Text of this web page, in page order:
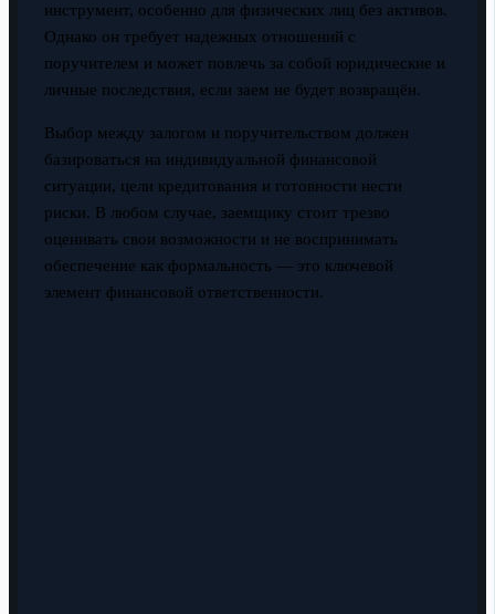
инструмент, особенно для физических лиц без активов.
Однако он требует надежных отношений с
поручителем и может повлечь за собой юридические и
личные последствия, если заем не будет возвращён.
Выбор между залогом и поручительством должен
базироваться на индивидуальной финансовой
ситуации, цели кредитования и готовности нести
риски. В любом случае, заемщику стоит трезво
оценивать свои возможности и не воспринимать
обеспечение как формальность — это ключевой
элемент финансовой ответственности.